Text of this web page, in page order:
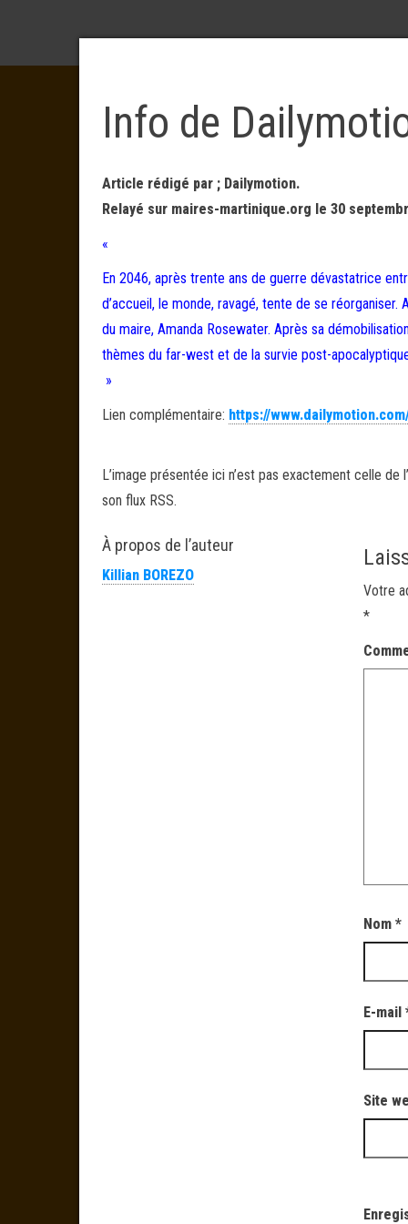
Info de
Article rédigé par ; Dailymotion.
Relayé sur maires-martinique.org le 30
«
En 2046, après trente ans de guerre dévastatrice
d’accueil, le monde, ravagé, tente de se
du maire, Amanda Rosewater. Après sa
thèmes du far-west et de la survie post-
»
Lien complémentaire: https://
L’image présentée ici n’est pas exactement celle
son flux RSS.
À propos de l’auteur
Killian BOREZO
Votre
*
Nom*
E-mail
Site